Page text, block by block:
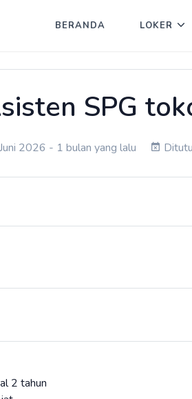
BERANDA LOKER
SPG
2026 - 1 bulan yang lalu
2 tahun